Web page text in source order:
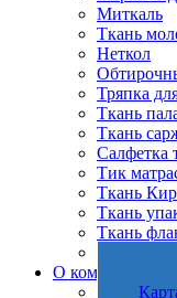
Миткаль
Ткань
Неткол
Тряпка
Ткань
Ткань
Салфетка
Тик
Ткань
Ткань
Ткань
О компании